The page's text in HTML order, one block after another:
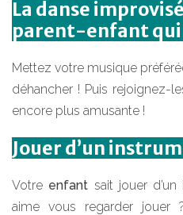
La danse
parent-enfant qui
Mettez votre musique
déhancher ! Puis rejoignez-
encore plus amusante !
Jouer d’un
Votre enfant sait jouer
aime vous regarder